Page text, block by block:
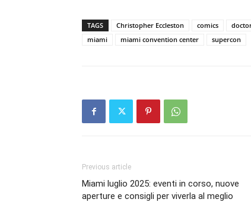
TAGS Christopher Eccleston comics
miami
miami convention center supercon
Previous article
Miami luglio 2025: eventi in corso, nuove
aperture e consigli per viverla al meglio